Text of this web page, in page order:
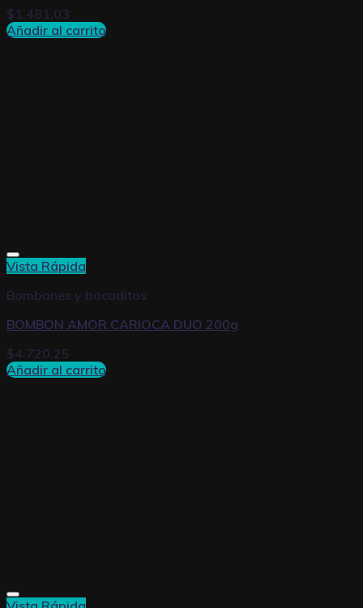
$ 1.481,03
Añadir al carrito
Vista Rápida
Bombones y bocaditos
BOMBON AMOR CARIOCA DUO 200g
$4.720,25
Añadir al carrito